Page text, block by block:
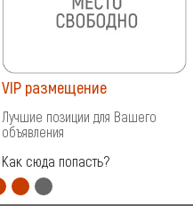
VIP размещение
Лучшие позиции для Вашего
объявления
Как сюда попасть?